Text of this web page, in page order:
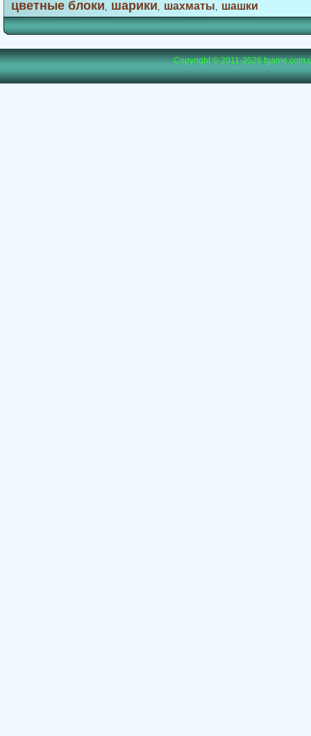
цветные блоки, шарики, шахматы, шашки
Copyright © 2011-2026